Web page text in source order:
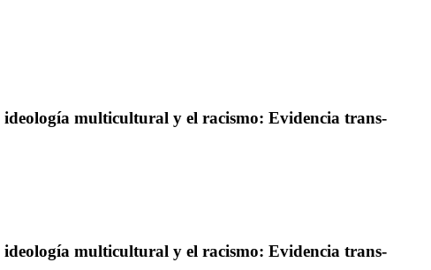
ideología multicultural y el racismo: Evidencia trans-
ideología multicultural y el racismo: Evidencia trans-